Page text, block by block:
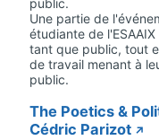
public.
Une partie de
étudiante de
tant que public, tout
de travail menant à
public.
The Poetics &
Cédric Parizot